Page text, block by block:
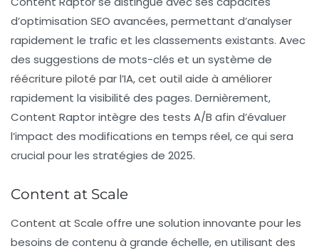
d’optimisation SEO avancées, permettant d’analyser
rapidement le trafic et les classements existants. Avec
des suggestions de mots-clés et un système de
réécriture piloté par l’IA, cet outil aide à améliorer
rapidement la visibilité des pages. Dernièrement,
Content Raptor intègre des tests A/B afin d’évaluer
l’impact des modifications en temps réel, ce qui sera
crucial pour les stratégies de 2025.
Content at Scale
Content at Scale offre une solution innovante pour les
besoins de contenu à grande échelle, en utilisant des